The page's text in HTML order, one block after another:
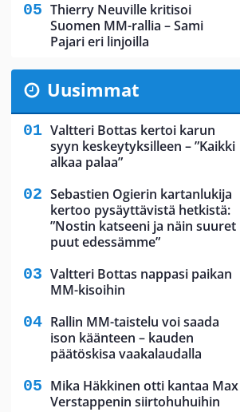
Thierry Neuville kritisoi
Suomen MM-rallia – Sami
Pajari eri linjoilla
Uusimmat
Valtteri Bottas kertoi karun
syyn keskeytyksilleen – ”Kaikki
alkaa palaa”
Sebastien Ogierin kartanlukija
kertoo pysäyttävistä hetkistä:
”Nostin katseeni ja näin suuret
puut edessämme”
Valtteri Bottas nappasi paikan
MM-kisoihin
Rallin MM-taistelu voi saada
ison käänteen – kauden
päätöskisa vaakalaudalla
Mika Häkkinen otti kantaa Max
Verstappenin siirtohuhuihin